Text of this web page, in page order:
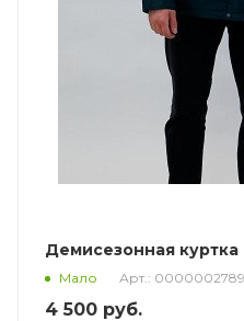
Демисезонная куртка
Мало Арт.:
4 500 руб.